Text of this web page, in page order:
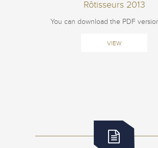
Rôtisseurs 2013
You can download the PDF
VIEW